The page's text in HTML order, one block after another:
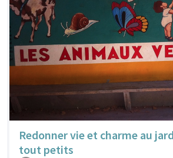
Redonner vie et charme au
tout petits